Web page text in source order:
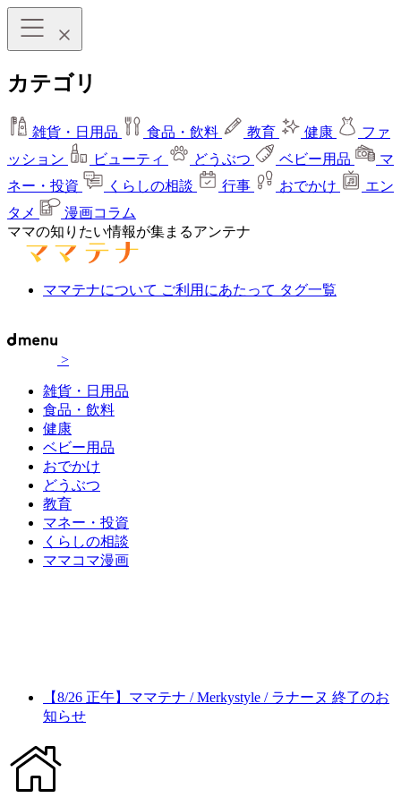
カテゴリ
雑貨・日用品 食品・飲料 教育 健康
ファ
ッション
ビューティ どうぶつ ベビー用品
マ
ネー・投資
くらしの相談 行事 おでかけ
エン
タメ
漫画コラム
ママの知りたい情報が集まるアンテナ
ママテナについて ご利用にあたって タグ一覧
>
雑貨・日用品
食品・飲料
健康
ベビー用品
おでかけ
どうぶつ
教育
マネー・投資
くらしの相談
ママコマ漫画
【8/26 正午】ママテナ / Merkystyle / ラナーヌ 終了のお
知らせ